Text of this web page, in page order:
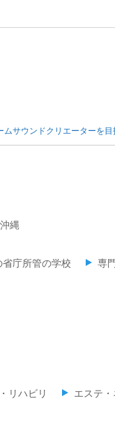
ムサウンドクリエーターを
縄
庁所管の学校
専
リハビリ エステ